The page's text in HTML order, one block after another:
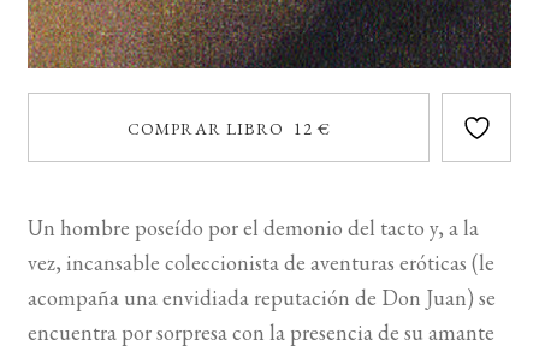
COMPRAR LIBRO 12 €
Un hombre poseído por el demonio del tacto y, a la
vez, incansable coleccionista de aventuras eróticas (le
acompaña una envidiada reputación de Don Juan) se
encuentra por sorpresa con la presencia de su amante